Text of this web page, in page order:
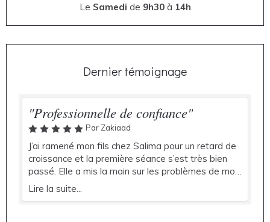
Le Samedi de 9h30à 14h
Dernier témoignage
"Professionnelle de confiance"
Par Zakiaad
J’ai ramené mon fils chez Salima pour un retard de
croissance et la première séance s’est très bien
passé. Elle a mis la main sur les problèmes de mon
fils et maintenant on travaille ensemble pour les
Lire la suite...